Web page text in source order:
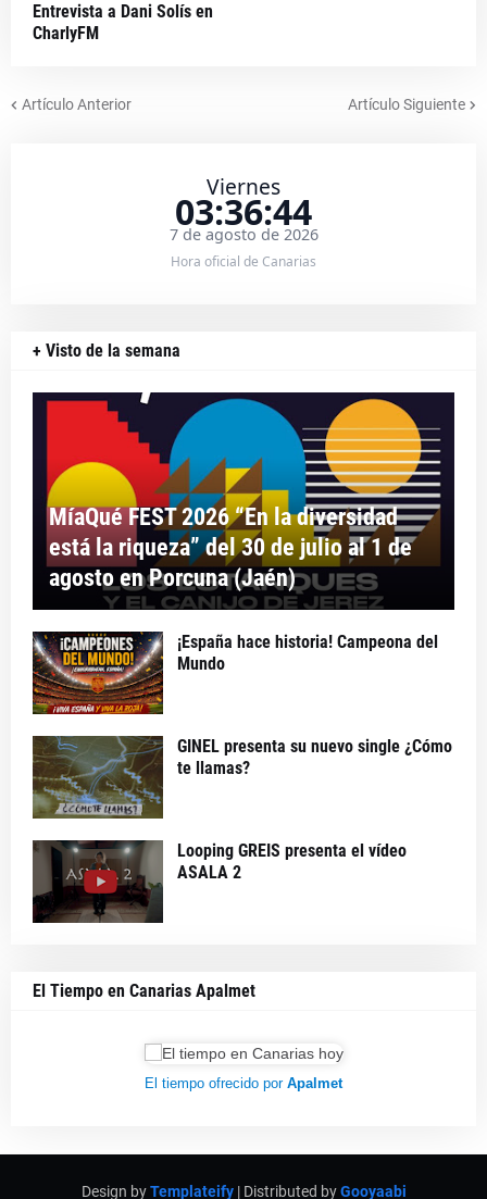
Entrevista a Dani Solís en
CharlyFM
Artículo Anterior Artículo Siguiente
Viernes
03:36:44
7 de agosto de 2026
Hora oficial de Canarias
+ Visto de la semana
MíaQué FEST 2026 “En la diversidad
está la riqueza” del 30 de julio al 1 de
agosto en Porcuna (Jaén)
¡España hace historia! Campeona del
Mundo
GINEL presenta su nuevo single ¿Cómo
te llamas?
Looping GREIS presenta el vídeo
ASALA 2
El Tiempo en Canarias Apalmet
El tiempo ofrecido por Apalmet
Design byTemplateify| Distributed byGooyaabi